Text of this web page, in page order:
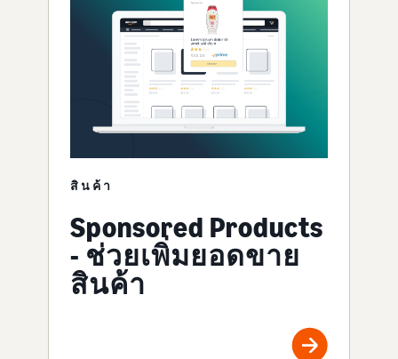
สินค้า
Sponsored Products
- ช่วยเพิ่มยอดขาย
สินค้า